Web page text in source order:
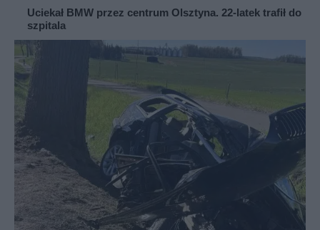
Uciekał BMW przez centrum Olsztyna. 22-latek trafił do
szpitala